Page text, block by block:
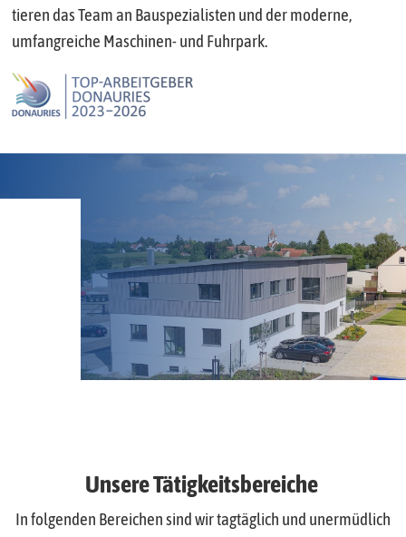
tieren das Team an Bau­spezialis­ten und der moderne,
umfang­reiche Maschinen- und Fuhrpark.
Unsere Tätigkeitsbereiche
In folgenden Bereichen sind wir tagtäglich und unermüdlich